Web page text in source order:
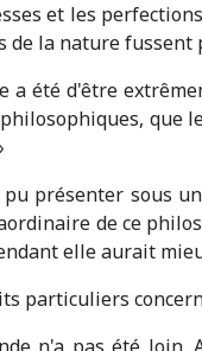
et les
la nature fussent
a été d'être
que
présenter sous
de ce
elle aurait
particuliers